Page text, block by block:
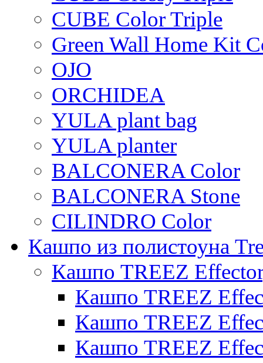
CUBE Color Triple
Green Wall Home Kit
OJO
ORCHIDEA
YULA plant bag
YULA planter
BALCONERA Color
BALCONERA Stone
CILINDRO Color
Кашпо из полистоуна
Кашпо TREEZ
Кашпо TREEZ
Кашпо TREEZ
Кашпо TREEZ